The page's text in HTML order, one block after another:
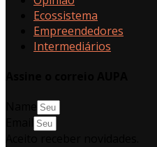
Ecossistema
Empreendedores
Intermediários